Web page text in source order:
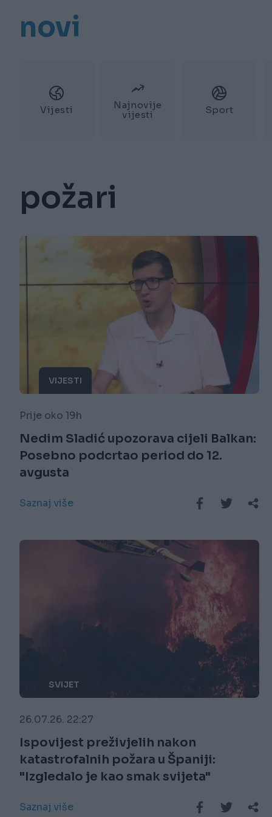
novi
Vijesti
Najnovije
vijesti
Sport
požari
VIJESTI
Prije oko 19h
Nedim Sladić upozorava cijeli Balkan:
Posebno podcrtao period do 12.
avgusta
Saznaj više
SVIJET
26.07.26. 22:27
Ispovijest preživjelih nakon
katastrofalnih požara u Španiji:
"Izgledalo je kao smak svijeta"
Saznaj više